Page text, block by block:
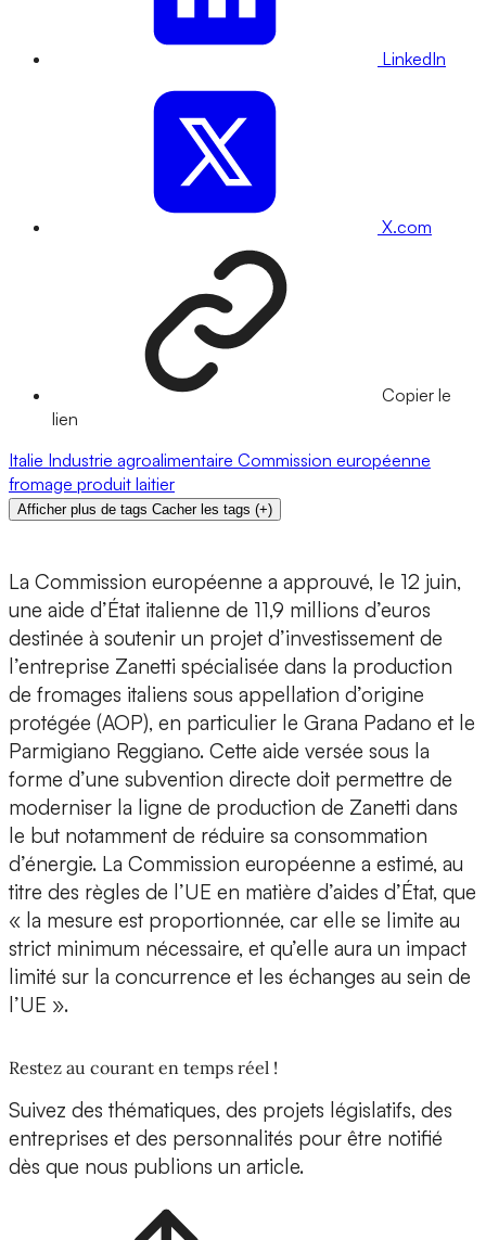
LinkedIn
X.com
Copier le
lien
Italie Industrie agroalimentaire Commission européenne
fromage produit laitier
Afficher plus de tags Cacher les tags (+)
La Commission européenne a approuvé, le 12 juin,
une aide d’État italienne de 11,9 millions d’euros
destinée à soutenir un projet d’investissement de
l’entreprise Zanetti spécialisée dans la production
de fromages italiens sous appellation d’origine
protégée (AOP), en particulier le Grana Padano et le
Parmigiano Reggiano. Cette aide versée sous la
forme d’une subvention directe doit permettre de
moderniser la ligne de production de Zanetti dans
le but notamment de réduire sa consommation
d’énergie. La Commission européenne a estimé, au
titre des règles de l’UE en matière d’aides d’État, que
« la mesure est proportionnée, car elle se limite au
strict minimum nécessaire, et qu’elle aura un impact
limité sur la concurrence et les échanges au sein de
l’UE ».
Restez au courant en temps réel !
Suivez des thématiques, des projets législatifs, des
entreprises et des personnalités pour être notifié
dès que nous publions un article.